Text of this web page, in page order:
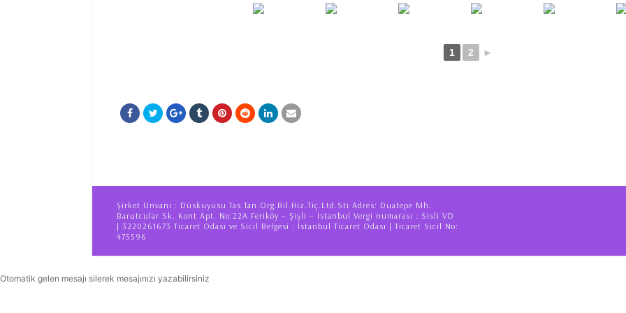
1 2 ►
Şirket Unvanı : Düskuyusu Tas.Tan.Org.Bil.Hiz.Tiç.Ltd.Sti Adres: Duatepe Mh.
Barutcular Sk. Kont Apt. No:22A Feriköy – Şişli – İstanbul Vergi numarası : Sisli VD
| 3220261673 Ticaret Odası ve Sicil Belgesi : İstanbul Ticaret Odası | Ticaret Sicil No:
475596
Otomatik gelen mesajı silerek mesajınızı yazabilirsiniz